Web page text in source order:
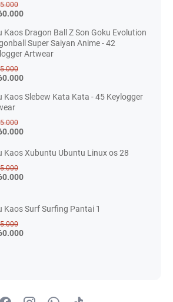
Kaos Dragon Ball Z Son Goku Evolution
Super Saiyan Anime - 42
Artwear
Kaos Slebew Kata Kata - 45 Keylogger
Kaos Xubuntu Ubuntu Linux os 28
Kaos Surf Surfing Pantai 1